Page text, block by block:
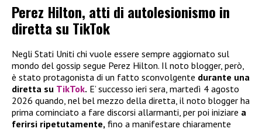
Perez Hilton, atti di autolesionismo in
diretta su TikTok
Negli Stati Uniti chi vuole essere sempre aggiornato sul
mondo del gossip segue Perez Hilton. Il noto blogger, però,
è stato protagonista di un fatto sconvolgente durante una
diretta su TikTok. E’ successo ieri sera, martedì 4 agosto
2026 quando, nel bel mezzo della diretta, il noto blogger ha
prima cominciato a fare discorsi allarmanti, per poi iniziare a
ferirsi ripetutamente, fino a manifestare chiaramente